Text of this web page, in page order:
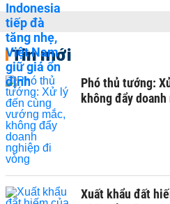
Tin mới
Phó thủ tướng:
không đẩy
Xuất khẩu đất